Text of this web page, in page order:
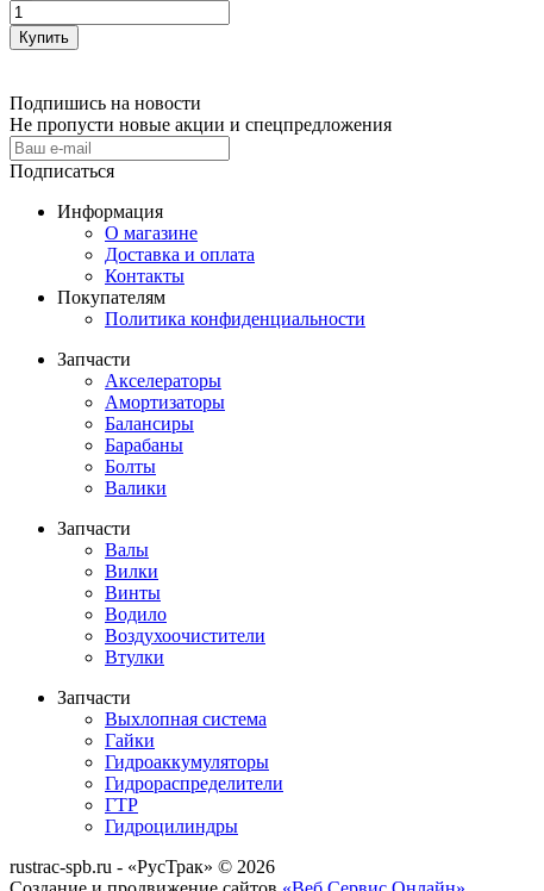
Купить
Подпишись на новости
Не пропусти новые акции и спецпредложения
Подписаться
Информация
О магазине
Доставка и оплата
Контакты
Покупателям
Политика конфиденциальности
Запчасти
Акселераторы
Амортизаторы
Балансиры
Барабаны
Болты
Валики
Запчасти
Валы
Вилки
Винты
Водило
Воздухоочистители
Втулки
Запчасти
Выхлопная система
Гайки
Гидроаккумуляторы
Гидрораспределители
ГТР
Гидроцилиндры
rustrac-spb.ru - «РусТрак» © 2026